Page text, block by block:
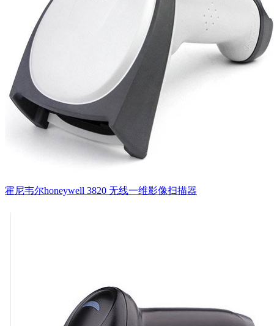
霍尼韦尔honeywell 3820 无线一维影像扫描器